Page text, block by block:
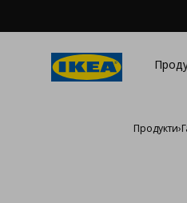
Продукти›